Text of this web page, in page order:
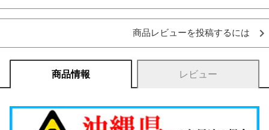
商品レビューを投稿するには
商品情報 レビュー